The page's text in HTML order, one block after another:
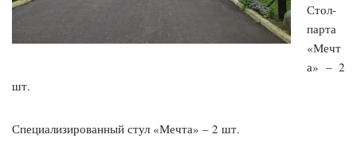
Стол-
парта
«Мечт
а» – 2
шт.
Специализированный стул «Мечта» – 2 шт.